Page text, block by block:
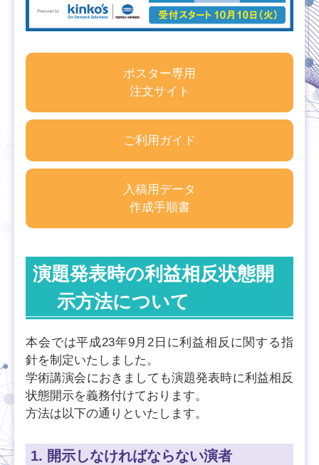
ポスター専用
注文サイト
ご利用ガイド
入稿用データ
作成手順書
演題発表時の利益相反状態開
示方法について
本会では平成23年9月2日に利益相反に関する指
針を制定いたしました。
学術講演会におきましても演題発表時に利益相反
状態開示を義務付けております。
方法は以下の通りといたします。
1. 開示しなければならない演者